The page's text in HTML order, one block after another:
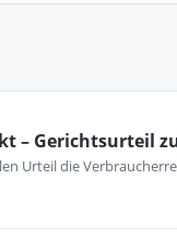
– Gerichtsurteil
Urteil die